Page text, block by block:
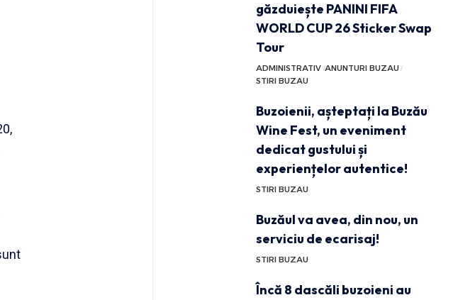
găzduiește PANINI FIFA
WORLD CUP 26 Sticker Swap
Tour
ADMINISTRATIV ANUNTURI BUZAU
STIRI BUZAU
Buzoienii, așteptați la Buzău
Wine Fest, un eveniment
dedicat gustului și
experiențelor autentice!
STIRI BUZAU
Buzăul va avea, din nou, un
serviciu de ecarisaj!
STIRI BUZAU
Încă 8 dascăli buzoieni au